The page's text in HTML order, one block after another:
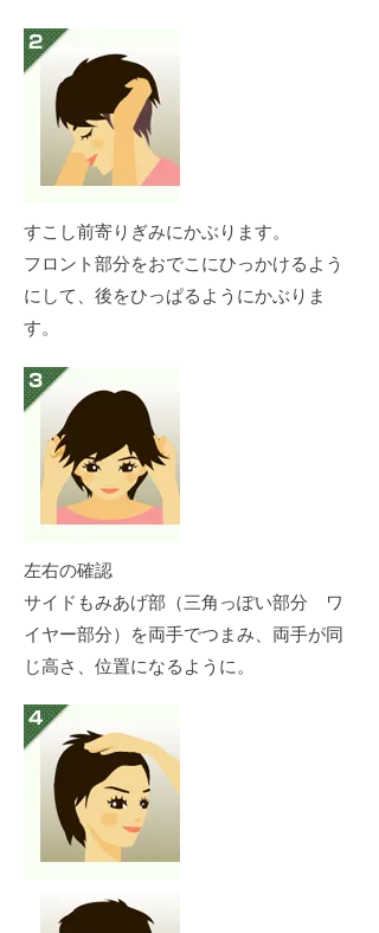
すこし前寄りぎみにかぶります。
フロント部分をおでこにひっかけるよう
にして、後をひっぱるようにかぶりま
す。
左右の確認
サイドもみあげ部（三角っぽい部分 ワ
イヤー部分）を両手でつまみ、両手が同
じ高さ、位置になるように。